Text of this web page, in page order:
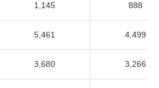
1,145 888
5,461 4,499
3,680 3,266